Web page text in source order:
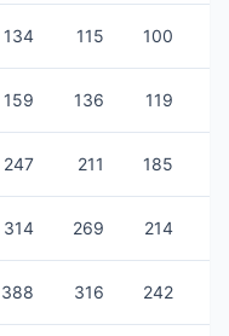
134 115 100
159 136 119
247 211 185
314 269 214
388 316 242